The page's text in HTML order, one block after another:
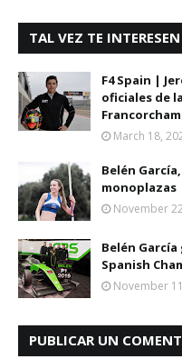
TAL VEZ TE
F4 Spain |
oficiales de
March 18,
Belén
monoplazas
November
Belén
Spanish
November
PUBLICAR UN